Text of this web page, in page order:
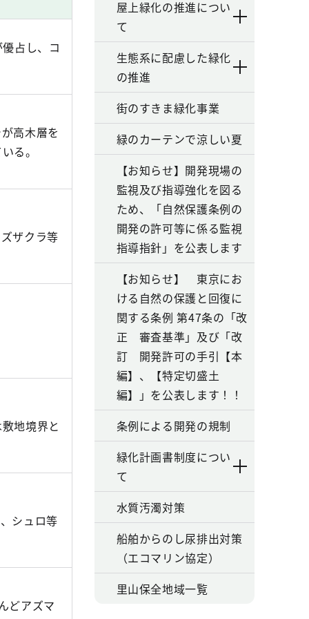
占し、コ
高木層を
る。
ザクラ等
地境界と
シュロ等
どアズマ
屋上緑化の推進につい
て
生態系に配慮した緑化
の推進
街のすきま緑化事業
緑のカーテンで涼しい夏
【お知らせ】開発現場の
監視及び指導強化を図る
ため、「自然保護条例の
開発の許可等に係る監視
指導指針」を公表します
【お知らせ】 東京にお
ける自然の保護と回復に
関する条例 第47条の「改
正 審査基準」及び「改
訂 開発許可の手引【本
編】、【特定切盛土
編】」を公表します！！
条例による開発の規制
緑化計画書制度につい
て
水質汚濁対策
船舶からのし尿排出対策
（エコマリン協定）
里山保全地域一覧